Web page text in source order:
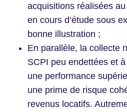
acquisitions réalisées
en cours d’étude sous
bonne illustration ;
En parallèle, la collecte
SCPI peu endettées et
une performance
une prime de risque
revenus locatifs.